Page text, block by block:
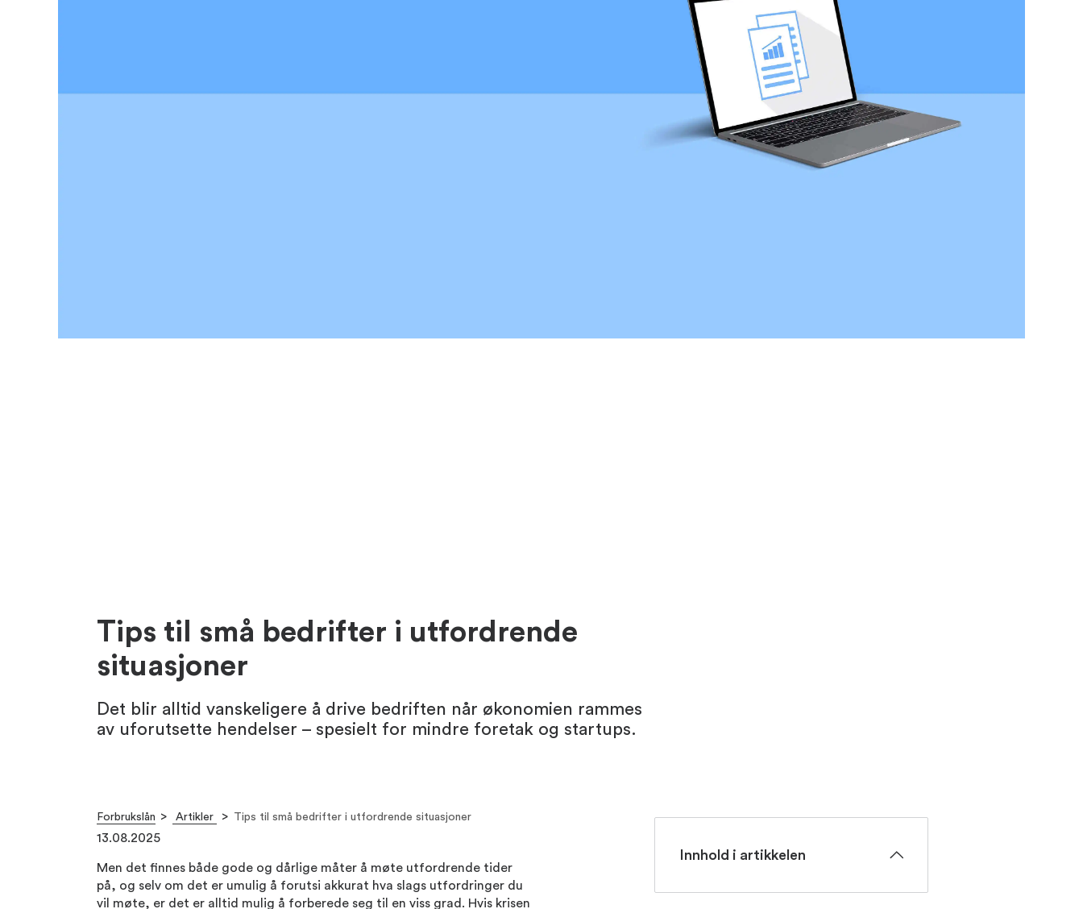
Tips til små bedrifter i utfordrende
situasjoner
Det blir alltid vanskeligere å drive bedriften når økonomien rammes
av uforutsette hendelser – spesielt for mindre foretak og startups.
Forbrukslån Artikler Tips til små bedrifter i utfordrende situasjoner
13.08.2025
Men det finnes både gode og dårlige måter å møte utfordrende tider
på, og selv om det er umulig å forutsi akkurat hva slags utfordringer du
vil møte, er det er alltid mulig å forberede seg til en viss grad. Hvis krisen
Innhold i artikkelen